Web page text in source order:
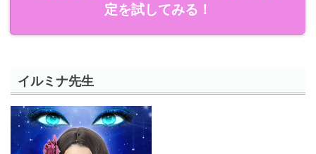
定を試してみる！
イルミナ先生